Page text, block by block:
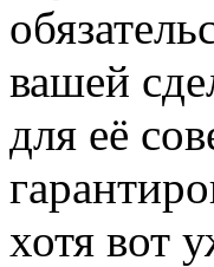
вашей
для её
хотя вот